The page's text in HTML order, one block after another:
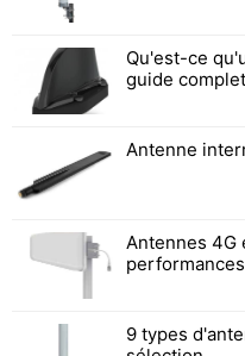
Qu'est-ce
guide complet
Antenne
Antennes 4G
9 types